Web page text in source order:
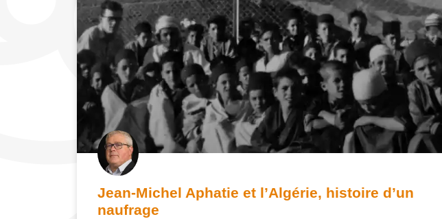
Jean-Michel Aphatie et l’Algérie, histoire d’un
naufrage